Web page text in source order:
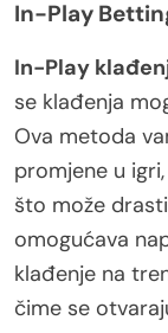
In-Play
In-Play
se klađenja
Ova metoda
promjene u
što može
omogućava
klađenje na
čime se